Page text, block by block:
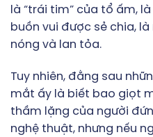
là “trái tim” của tổ ấm,
buồn vui được sẻ chia,
nóng và lan tỏa.
Tuy nhiên, đằng sau
mắt ấy là biết bao giọt
thầm lặng của người
nghệ thuật, nhưng nếu